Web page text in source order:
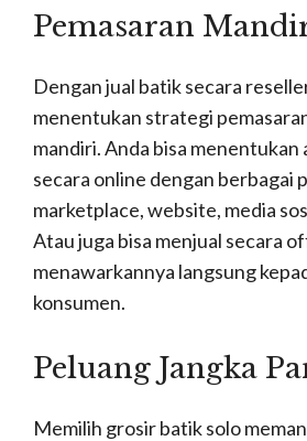
Pemasaran
Dengan jual batik secara
menentukan strategi
mandiri. Anda bisa menentukan
secara online dengan berbagai
marketplace, website, media
Atau juga bisa menjual secara
menawarkannya langsung
konsumen.
Peluang Jangka
Memilih grosir batik solo